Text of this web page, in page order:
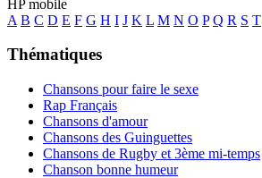
HP mobile
A B C D E F G H I J K L M N O P Q R S T
Thématiques
Chansons pour faire le sexe
Rap Français
Chansons d'amour
Chansons des Guinguettes
Chansons de Rugby et 3ème mi-temps
Chanson bonne humeur